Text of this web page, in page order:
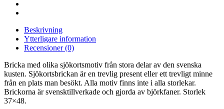
Beskrivning
Ytterligare information
Recensioner (0)
Bricka med olika sjökortsmotiv från stora delar av den svenska
kusten. Sjökortsbrickan är en trevlig present eller ett trevligt minne
från en plats man besökt. Alla motiv finns inte i alla storlekar.
Brickorna är svensktillverkade och gjorda av björkfaner. Storlek
37×48.